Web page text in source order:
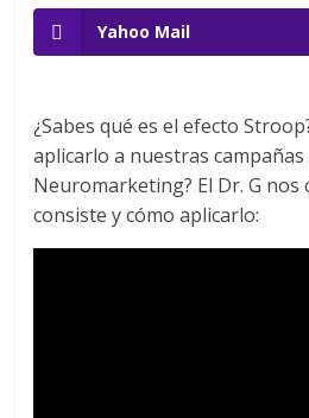
|
Magazine
de
Publicidad
Yahoo Mail
¿Sabes qué es el efecto
aplicarlo a nuestras
Neuromarketing? El Dr. G nos
consiste y cómo aplicarlo: